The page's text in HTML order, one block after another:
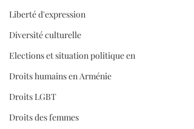
Liberté d'expression
Diversité culturelle
Elections et situation politique en
Droits humains en Arménie
Droits LGBT
Droits des femmes